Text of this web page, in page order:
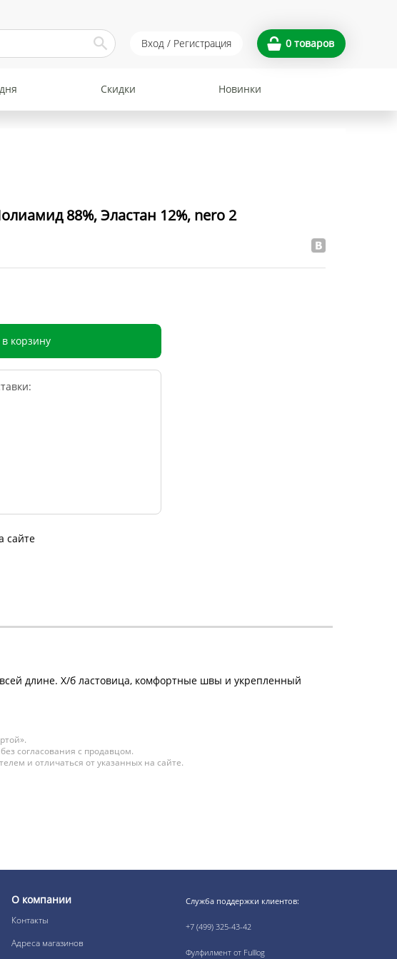
Вход / Регистрация 0 товаров
Скидки Новинки
88%, Эластан 12%, nero 2
корзину
сайте
длине. Х/б ластовица, комфортные швы и укрепленный
согласования с продавцом.
и отличаться от указанных на сайте.
О компании
Контакты
Адреса магазинов
Служба поддержки клиентов:
+7 (499) 325-43-42
Фулфилмент от Fulllog